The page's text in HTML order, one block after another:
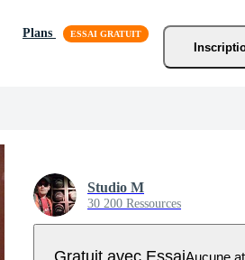
Plans
Studio M
30 200 Ressources
Gratuit avec EssaiAucune